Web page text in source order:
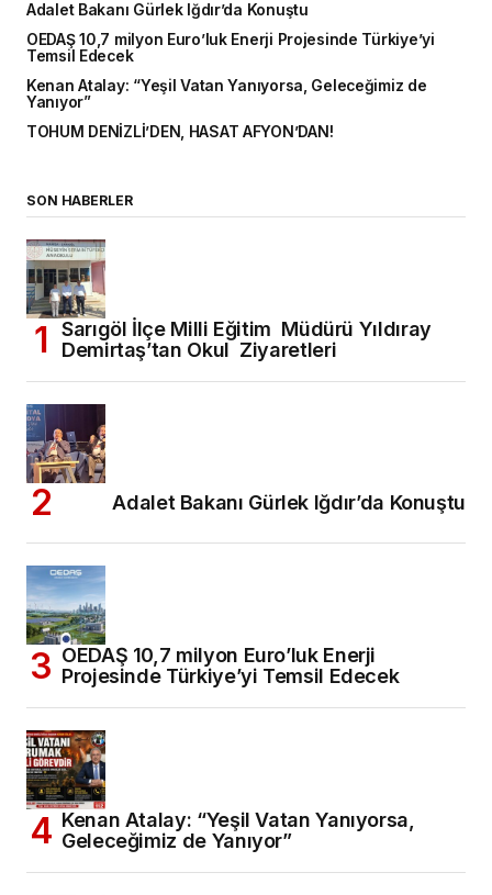
Adalet Bakanı Gürlek Iğdır’da Konuştu
OEDAŞ 10,7 milyon Euro’luk Enerji Projesinde Türkiye’yi
Temsil Edecek
Kenan Atalay: “Yeşil Vatan Yanıyorsa, Geleceğimiz de
Yanıyor”
TOHUM DENİZLİ’DEN, HASAT AFYON’DAN!
SON HABERLER
Sarıgöl İlçe Milli Eğitim Müdürü Yıldıray
Demirtaş’tan Okul Ziyaretleri
Adalet Bakanı Gürlek Iğdır’da Konuştu
OEDAŞ 10,7 milyon Euro’luk Enerji
Projesinde Türkiye’yi Temsil Edecek
Kenan Atalay: “Yeşil Vatan Yanıyorsa,
Geleceğimiz de Yanıyor”